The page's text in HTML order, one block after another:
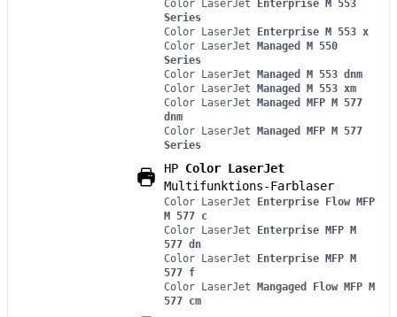
Color LaserJet Enterprise M 553
Series
Color LaserJet Enterprise M 553 x
Color LaserJet Managed M 550
Series
Color LaserJet Managed M 553 dnm
Color LaserJet Managed M 553 xm
Color LaserJet Managed MFP M 577
dnm
Color LaserJet Managed MFP M 577
Series
HP Color LaserJet
Multifunktions-Farblaser
Color LaserJet Enterprise Flow MFP
M 577 c
Color LaserJet Enterprise MFP M
577 dn
Color LaserJet Enterprise MFP M
577 f
Color LaserJet Mangaged Flow MFP M
577 cm